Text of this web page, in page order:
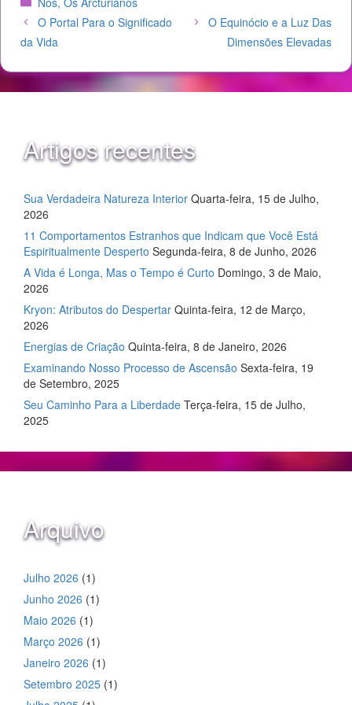
O Portal Para o Significado
da Vida
O Equinócio e a Luz Das
Dimensões Elevadas
Artigos recentes
Sua Verdadeira Natureza Interior Quarta-feira, 15 de Julho,
2026
11 Comportamentos Estranhos que Indicam que Você Está
Espiritualmente Desperto Segunda-feira, 8 de Junho, 2026
A Vida é Longa, Mas o Tempo é Curto Domingo, 3 de Maio,
2026
Kryon: Atributos do Despertar Quinta-feira, 12 de Março,
2026
Energias de Criação Quinta-feira, 8 de Janeiro, 2026
Examinando Nosso Processo de Ascensão Sexta-feira, 19
de Setembro, 2025
Seu Caminho Para a Liberdade Terça-feira, 15 de Julho,
2025
Arquivo
Julho 2026 (1)
Junho 2026 (1)
Maio 2026 (1)
Março 2026 (1)
Janeiro 2026 (1)
Setembro 2025 (1)